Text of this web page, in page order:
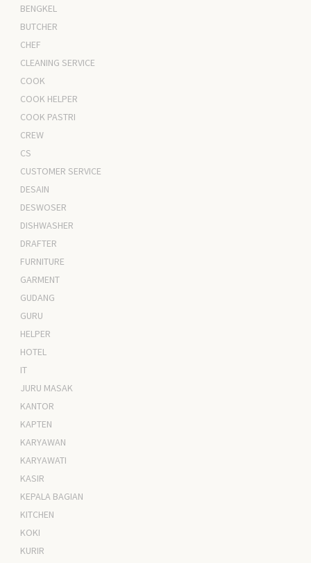
BENGKEL
BUTCHER
CHEF
CLEANING SERVICE
COOK
COOK HELPER
COOK PASTRI
CREW
CS
CUSTOMER SERVICE
DESAIN
DESWOSER
DISHWASHER
DRAFTER
FURNITURE
GARMENT
GUDANG
GURU
HELPER
HOTEL
IT
JURU MASAK
KANTOR
KAPTEN
KARYAWAN
KARYAWATI
KASIR
KEPALA BAGIAN
KITCHEN
KOKI
KURIR